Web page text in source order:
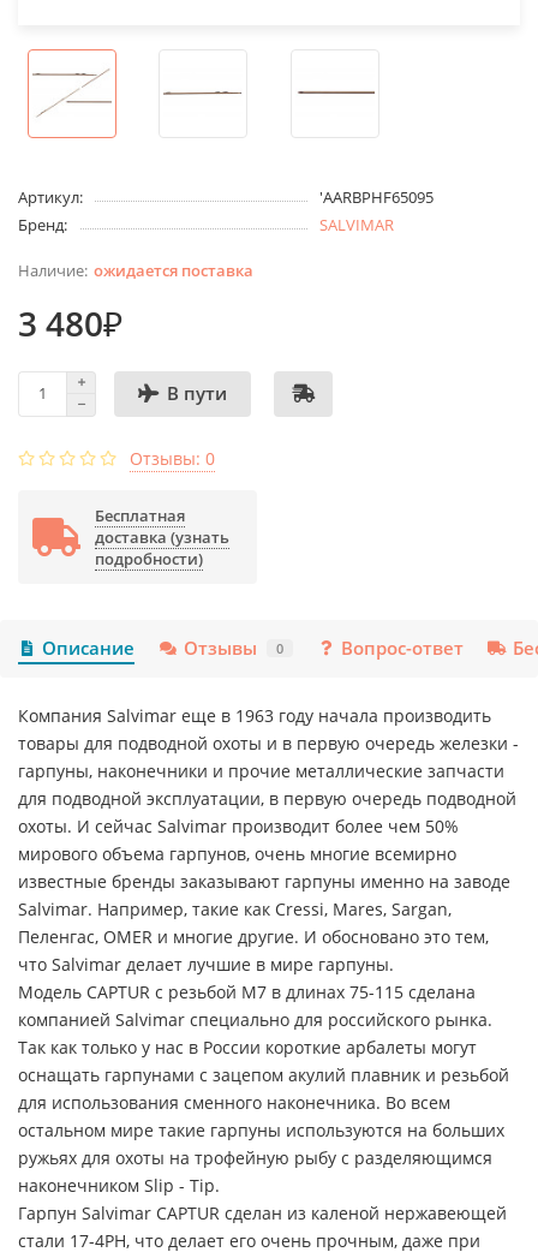
Артикул:
'AARBPHF65095
Бренд:
SALVIMAR
ожидается поставка
3 480₽
В пути
Отзывы: 0
Бесплатная
доставка (узнать
подробности)
Описание Отзывы 0 Вопрос-ответ
Компания Salvimar еще в 1963 году начала производить
товары для подводной охоты и в первую очередь железки -
гарпуны, наконечники и прочие металлические запчасти
для подводной эксплуатации, в первую очередь подводной
охоты. И сейчас Salvimar производит более чем 50%
мирового объема гарпунов, очень многие всемирно
известные бренды заказывают гарпуны именно на заводе
Salvimar. Например, такие как Cressi, Mares, Sargan,
Пеленгас, OMER и многие другие. И обосновано это тем,
что Salvimar делает лучшие в мире гарпуны.
Модель CAPTUR с резьбой М7 в длинах 75-115 сделана
компанией Salvimar специально для российского рынка.
Так как только у нас в России короткие арбалеты могут
оснащать гарпунами с зацепом акулий плавник и резьбой
для использования сменного наконечника. Во всем
остальном мире такие гарпуны используются на больших
ружьях для охоты на трофейную рыбу с разделяющимся
наконечником Slip - Tip.
Гарпун Salvimar CAPTUR сделан из каленой нержавеющей
стали 17-4PH, что делает его очень прочным, даже при